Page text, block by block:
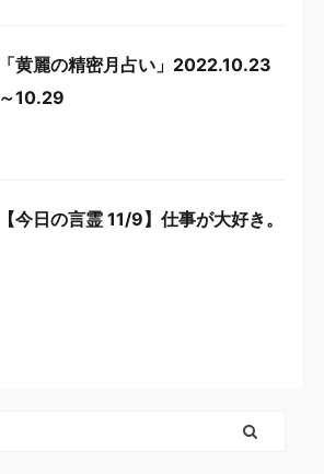
「黄麗の精密月占い」2022.10.23
～10.29
【今日の言霊 11/9】仕事が大好き。